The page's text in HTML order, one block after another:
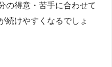
の得意・苦手に合わせて
続けやすくなるでしょ